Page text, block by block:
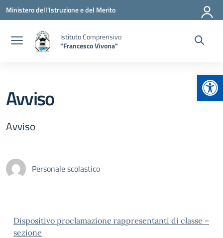
Vai ai contenuti
Vai al menu di navigazione
Vai al footer
Ministero dell'Istruzione e del Merito
Istituto Comprensivo
"Francesco Vivona"
Avviso
Avviso
Personale scolastico
Dispositivo proclamazione rappresentanti di classe –
sezione